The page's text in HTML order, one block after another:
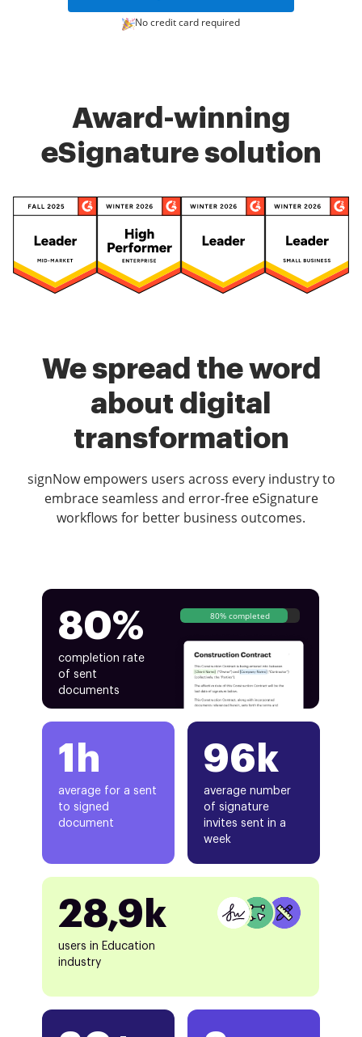
No credit card required
Award-winning
eSignature solution
We spread the word
about digital
transformation
signNow empowers users across every industry to
embrace seamless and error-free eSignature
workflows for better business outcomes.
80%
completion rate
of sent
documents
80% completed
1h
average for a sent
to signed
document
96k
average number
of signature
invites sent in a
week
28,9k
users in Education
industry